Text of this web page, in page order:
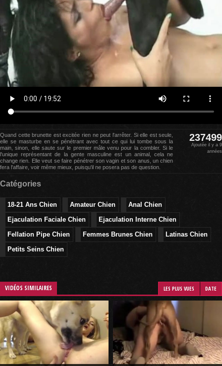
Quand cette brunette est excitée rien ne peut l'arrêter. Si elle est seule,
elle se masturbe en se pénétrant avec tout ce qui lui tombe sous la
main, sinon, elle saute sur le premier mâle venu pour la combler. Si le
l'unique représentant de la gente masculine est un animal, cela ne
change rien. Elle veut se faire pénétrer son vagin et son anus, un chien
fera l'affaire, voir même mieux, puisqu'il ne posera pas de question.
237499
Ajoutée il y a 9
années
Catégories
18-21 Ans Chien Amateur Chien
Anal Chien
Ejaculation Faciale Chien
Ejaculation Interne Chien
Fellation Pipe Chien
Femmes Brunes Chien
Latinas Chien
Petits Seins Chien
VIDÉOS SIMILAIRES LES PLUS VUES DATE